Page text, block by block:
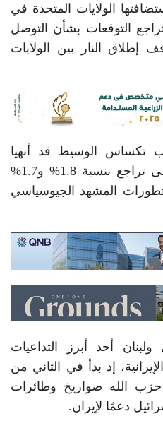
الولايات المتحدة في
التوقعات بشأن التوصل
إطلاق النار بين الولايات
تكساس الوسيط قد أنهيا
تعاملات الجمعة الماضية على تراجع بنسبة 1.8% و1.7%
المشهد الجيوسياسي
أحد أبرز التداعيات
إذ بدأ في الثاني من
الله صواريخ وطائرات
دعمًا لإيران.